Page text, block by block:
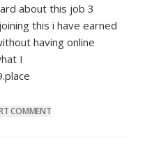
about this job 3
this i have earned
having online
I
COMMENT